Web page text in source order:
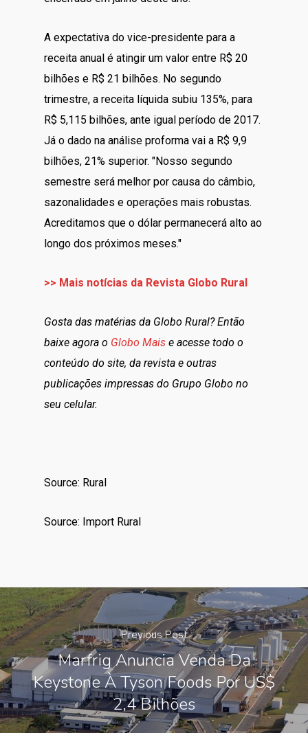
A expectativa do vice-presidente para a
receita anual é atingir um valor entre R$ 20
bilhões e R$ 21 bilhões. No segundo
trimestre, a receita líquida subiu 135%, para
R$ 5,115 bilhões, ante igual período de 2017.
Já o dado na análise proforma vai a R$ 9,9
bilhões, 21% superior. "Nosso segundo
semestre será melhor por causa do câmbio,
sazonalidades e operações mais robustas.
Acreditamos que o dólar permanecerá alto ao
longo dos próximos meses."
>> Mais notícias da Revista Globo Rural
Gosta das matérias da Globo Rural? Então
baixe agora o Globo Mais e acesse todo o
conteúdo do site, da revista e outras
publicações impressas do Grupo Globo no
seu celular.
Source: Rural
Source: Import Rural
Previous Post
Marfrig Anuncia Venda Da
Keystone À Tyson Foods Por US$
2,4 Bilhões